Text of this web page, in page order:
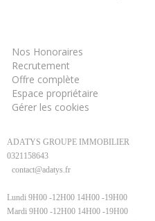
Nos Honoraires
Recrutement
Offre complète
Espace propriétaire
Gérer les cookies
ADATYS GROUPE IMMOBILIER
0321158643
contact@adatys.fr
Lundi 9H00 -12H00 14H00 -19H00
Mardi 9H00 -12H00 14H00 -19H00